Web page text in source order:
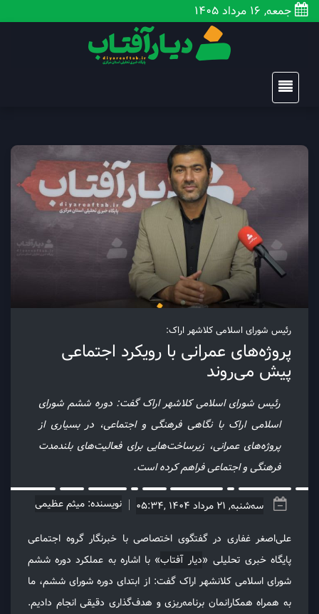
جمعه, 16 مرداد 1405
رئیس شورای اسلامی کلاشهر اراک:
پروژه‌های عمرانی‌ با رویکرد اجتماعی
پیش می‌روند
رئیس شورای اسلامی کلاشهر اراک گفت: دوره ششم شورای
اسلامی اراک با نگاهی فرهنگی و اجتماعی، در بسیاری از
پروژه‌های عمرانی، زیرساخت‌هایی برای فعالیت‌های بلندمدت
فرهنگی و اجتماعی فراهم کرده است.
سه‌شنبه, 21 مرداد 1404 ,05:34 نویسنده: میثم عظیمی
علی‌اصغر غفاری در گفتگوی اختصاصی با خبرنگار گروه اجتماعی
پایگاه خبری تحلیلی «دیار آفتاب» با اشاره به عملکرد دوره ششم
شورای اسلامی کلانشهر اراک گفت: از ابتدای دوره شورای ششم، ما
به همراه همکارانمان برنامه‌ریزی و هدف‌گذاری دقیقی انجام دادیم.